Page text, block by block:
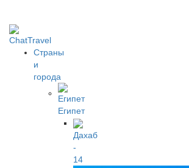
Страны
и
города
Египет
Дахаб
-
14